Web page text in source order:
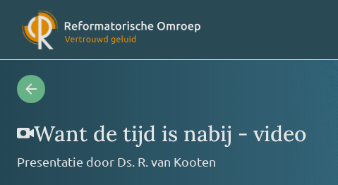
Videoprogramma’s
Want de tijd is nabij - video
Presentatie door Ds. R. van Kooten